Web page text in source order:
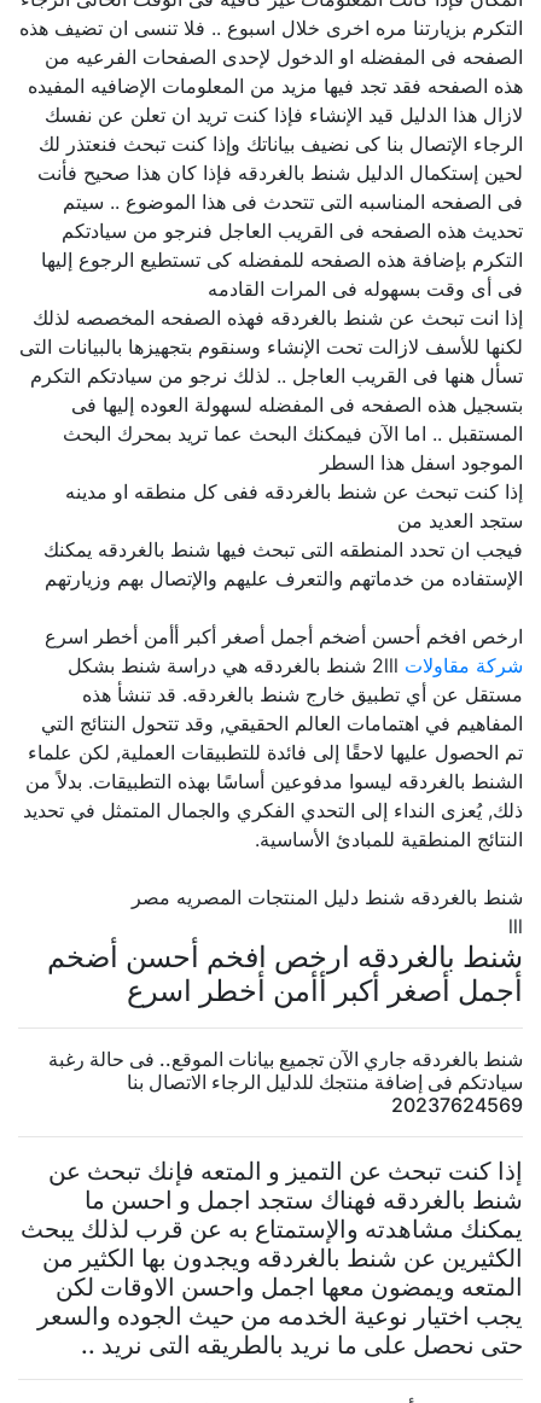
التكرم بزيارتنا مره اخرى خلال اسبوع .. فلا تنسى ان تضيف هذه
الصفحه فى المفضله او الدخول لإحدى الصفحات الفرعيه من
هذه الصفحه فقد تجد فيها مزيد من المعلومات الإضافيه المفيده
لازال هذا الدليل قيد الإنشاء فإذا كنت تريد ان تعلن عن نفسك
الرجاء الإتصال بنا كى نضيف بياناتك وإذا كنت تبحث فنعتذر لك
لحين إستكمال الدليل شنط بالغردقه فإذا كان هذا صحيح فأنت
فى الصفحه المناسبه التى تتحدث فى هذا الموضوع .. سيتم
تحديث هذه الصفحه فى القريب العاجل فنرجو من سيادتكم
التكرم بإضافة هذه الصفحه للمفضله كى تستطيع الرجوع إليها
فى أى وقت بسهوله فى المرات القادمه
إذا انت تبحث عن شنط بالغردقه فهذه الصفحه المخصصه لذلك
لكنها للأسف لازالت تحت الإنشاء وسنقوم بتجهيزها بالبيانات التى
تسأل هنها فى القريب العاجل .. لذلك نرجو من سيادتكم التكرم
بتسجيل هذه الصفحه فى المفضله لسهولة العوده إليها فى
المستقبل .. اما الآن فيمكنك البحث عما تريد بمحرك البحث
الموجود اسفل هذا السطر
إذا كنت تبحث عن شنط بالغردقه ففى كل منطقه او مدينه
ستجد العديد من
فيجب ان تحدد المنطقه التى تبحث فيها شنط بالغردقه يمكنك
الإستفاده من خدماتهم والتعرف عليهم والإتصال بهم وزيارتهم
ارخص افخم أحسن أضخم أجمل أصغر أكبر أأمن أخطر اسرع
شركة مقاولات
2lll شنط بالغردقه هي دراسة شنط بشكل
مستقل عن أي تطبيق خارج شنط بالغردقه. قد تنشأ هذه
المفاهيم في اهتمامات العالم الحقيقي, وقد تتحول النتائج التي
تم الحصول عليها لاحقًا إلى فائدة للتطبيقات العملية, لكن علماء
الشنط بالغردقه ليسوا مدفوعين أساسًا بهذه التطبيقات. بدلاً من
ذلك, يُعزى النداء إلى التحدي الفكري والجمال المتمثل في تحديد
النتائج المنطقية للمبادئ الأساسية.
شنط بالغردقه شنط دليل المنتجات المصريه مصر
شنط بالغردقه ارخص افخم أحسن أضخم
أجمل أصغر أكبر أأمن أخطر اسرع
شنط بالغردقه جاري الآن تجميع بيانات الموقع.. فى حالة رغبة
سيادتكم فى إضافة منتجك للدليل الرجاء الاتصال بنا
20237624569
إذا كنت تبحث عن التميز و المتعه فإنك تبحث عن
شنط بالغردقه فهناك ستجد اجمل و احسن ما
يمكنك مشاهدته والإستمتاع به عن قرب لذلك يبحث
الكثيرين عن شنط بالغردقه ويجدون بها الكثير من
المتعه ويمضون معها اجمل واحسن الاوقات لكن
يجب اختيار نوعية الخدمه من حيث الجوده والسعر
حتى نحصل على ما نريد بالطريقه التى نريد ..